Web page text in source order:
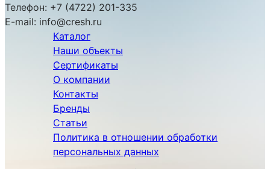
Телефон: +7 (4722) 201-335
E-mail: info@cresh.ru
Каталог
Наши объекты
Сертификаты
О компании
Контакты
Бренды
Статьи
Политика в отношении обработки
персональных данных